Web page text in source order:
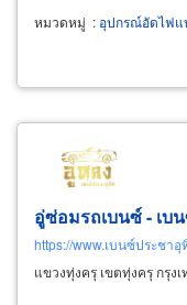
หมวดหมู่ : อุปกรณ์อัดไฟแ
อู่ซ่อมรถเบนซ์ - เบ
https://www.เบนซ์ประชาอุ
แขวงทุ่งครุ เขตทุ่งครุ กรุง